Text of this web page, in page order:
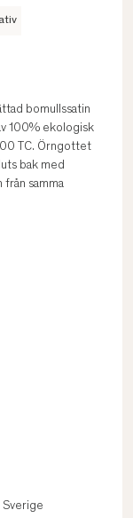
bomullssatin
100% ekologisk
TC. Örngottet
bak med
från samma
Sverige